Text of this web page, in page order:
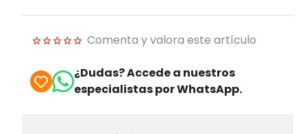
Comenta y valora este artículo
¿Dudas? Accede a nuestros
especialistas por WhatsApp.